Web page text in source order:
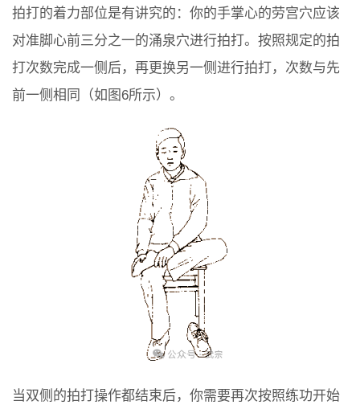
拍打的着力部位是有讲究的：你的手掌心的劳宫穴应该
对准脚心前三分之一的涌泉穴进行拍打。按照规定的拍
打次数完成一侧后，再更换另一侧进行拍打，次数与先
前一侧相同（如图6所示）。
当双侧的拍打操作都结束后，你需要再次按照练功开始